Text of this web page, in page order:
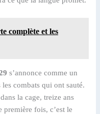
complète et les
s’annonce comme un
combats qui ont sauté.
la cage, treize ans
fois, c’est le